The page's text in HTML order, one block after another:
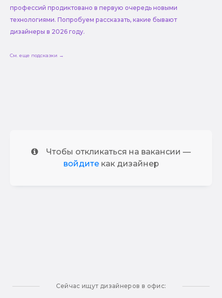
профессий продиктовано в первую очередь новыми
технологиями. Попробуем рассказать, какие бывают
дизайнеры в 2026 году.
См. еще подсказки →
Чтобы откликаться на вакансии —
войдитекак дизайнер
Сейчас ищут дизайнеров в офис: